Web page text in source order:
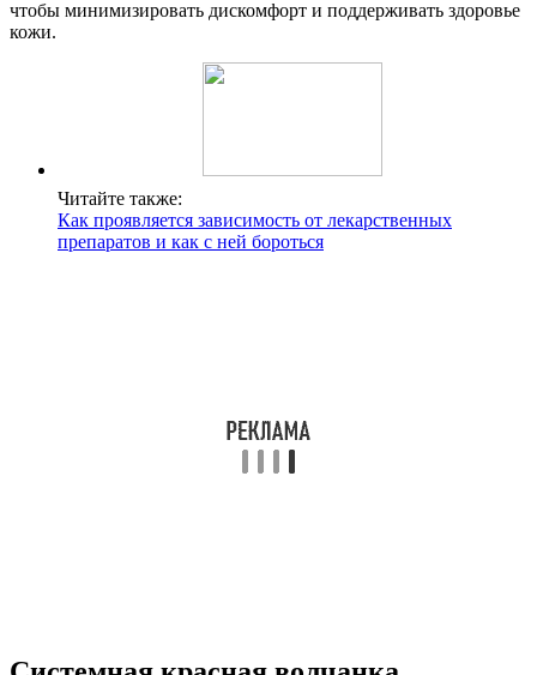
чтобы минимизировать дискомфорт и поддерживать здоровье
кожи.
Читайте также:
Как проявляется зависимость от лекарственных
препаратов и как с ней бороться